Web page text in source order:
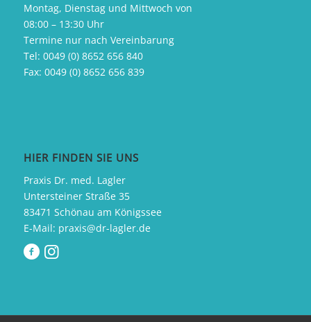
Montag, Dienstag und Mittwoch von
08:00 – 13:30 Uhr
Termine nur nach Vereinbarung
Tel: 0049 (0) 8652 656 840
Fax: 0049 (0) 8652 656 839
HIER FINDEN SIE UNS
Praxis Dr. med. Lagler
Untersteiner Straße 35
83471 Schönau am Königssee
E-Mail: praxis@dr-lagler.de